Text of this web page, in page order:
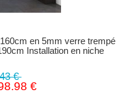
en 5mm verre trempé
Installation en niche
€
€